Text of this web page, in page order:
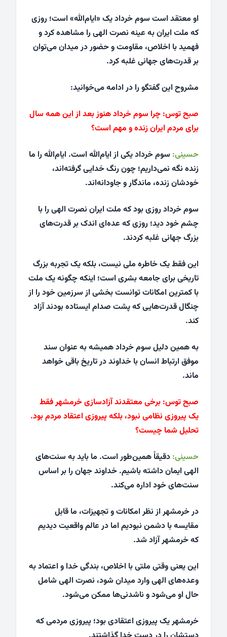
او معتقد است سوم خرداد یک «ایام‌الله» است؛ روزی
که ملت ایران به عینه نصرت الهی را مشاهده کرد و
فهمید با اخلاص، مقاومت و حضور در میدان می‌توان
بر قدرت‌های جهانی غلبه کرد.
مشروح این گفتگو را در ادامه می‌خوانید:
صبح توس: چرا سوم خرداد هنوز بعد از این همه سال
برای مردم ایران زنده و مهم است؟
حسینی: سوم خرداد یکی از ایام‌الله است. ایام‌الله را ما
زنده نگه نمی‌داریم؛ چون رنگ خدایی گرفته‌اند،
خودشان زنده، ماندگار و جاودانه‌اند.
سوم خرداد روزی بود که ملت ایران نصرت الهی را با
چشم خود دید؛ روزی که عده‌ای اندک بر قدرت‌های
بزرگ جهانی غلبه کردند.
این فقط یک خاطره ملی نیست، بلکه یک تجربه بزرگ
تاریخی برای جامعه بشری است؛ اینکه چگونه یک ملت
با کمترین امکانات توانست بخشی از سرزمین خود را از
چنگال قدرت‌هایی که پشت صدام ایستاده بودند آزاد
کند.
به همین دلیل سوم خرداد همیشه به عنوان سند
موفق ارتباط انسان با خداوند در تاریخ باقی خواهد
ماند.
صبح توس: برخی معتقدند آزادسازی خرمشهر فقط
یک پیروزی نظامی نبود، بلکه پیروزی اعتقاد مردم بود.
تحلیل شما چیست؟
حسینی: دقیقاً همین‌طور است. ما باید به سنت‌های
الهی ایمان داشته باشیم. خداوند جهان را بر اساس
سنت‌های خود اداره می‌کند.
در خرمشهر از نظر امکانات و تجهیزات، ما قابل
مقایسه با دشمن نبودیم اما در عالم واقعیت دیدیم
که خرمشهر آزاد شد.
این یعنی وقتی ملتی با اخلاص، بندگی خدا و اعتماد به
وعده‌های الهی وارد میدان شود، نصرت الهی شامل
حال او می‌شود و ناشدنی‌ها ممکن می‌شود.
خرمشهر یک پیروزی اعتقادی بود؛ پیروزی مردمی که